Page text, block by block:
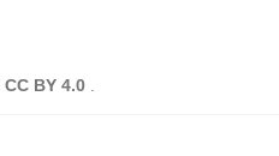
CC BY 4.0